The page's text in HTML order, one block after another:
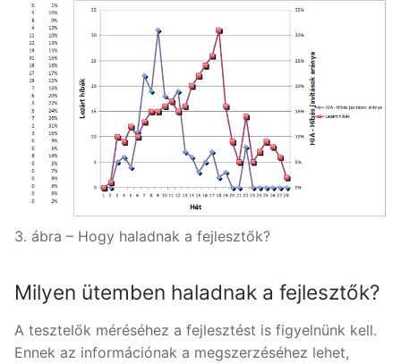
3. ábra – Hogy haladnak a fejlesztők?
Milyen ütemben haladnak a fejlesztők?
A tesztelők méréséhez a fejlesztést is figyelnünk kell.
Ennek az információnak a megszerzéséhez lehet,